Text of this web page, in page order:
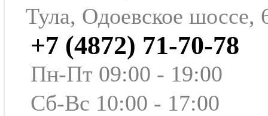
Тула, Одоевское шоссе,
+7 (4872) 71-70-78
Пн-Пт 09:00 - 19:00
Сб-Вс 10:00 - 17:00